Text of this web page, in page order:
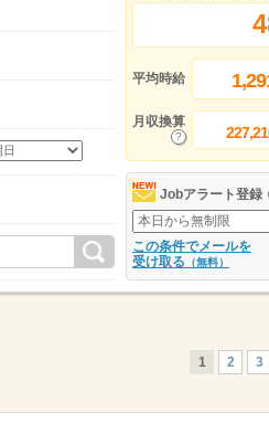
平均時給
月収換算
Jobアラート登録
この条件でメールを
受け取る （無料）
1 2 3